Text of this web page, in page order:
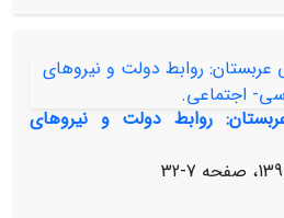
روابط دولت و نیروهای
7-32